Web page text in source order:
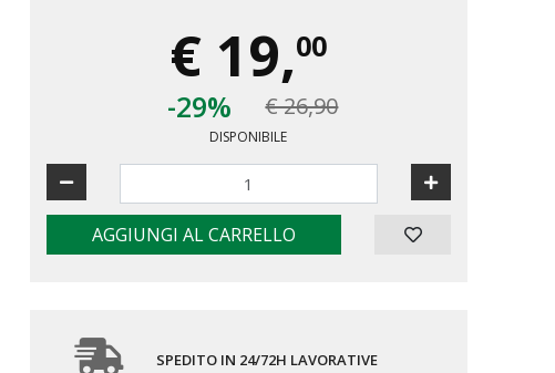
€ 19,00
-29%
€ 26,90
DISPONIBILE
AGGIUNGI AL CARRELLO
SPEDITO IN 24/72H LAVORATIVE